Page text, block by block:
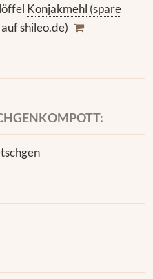
Konjakmehl (spare
shileo.de)